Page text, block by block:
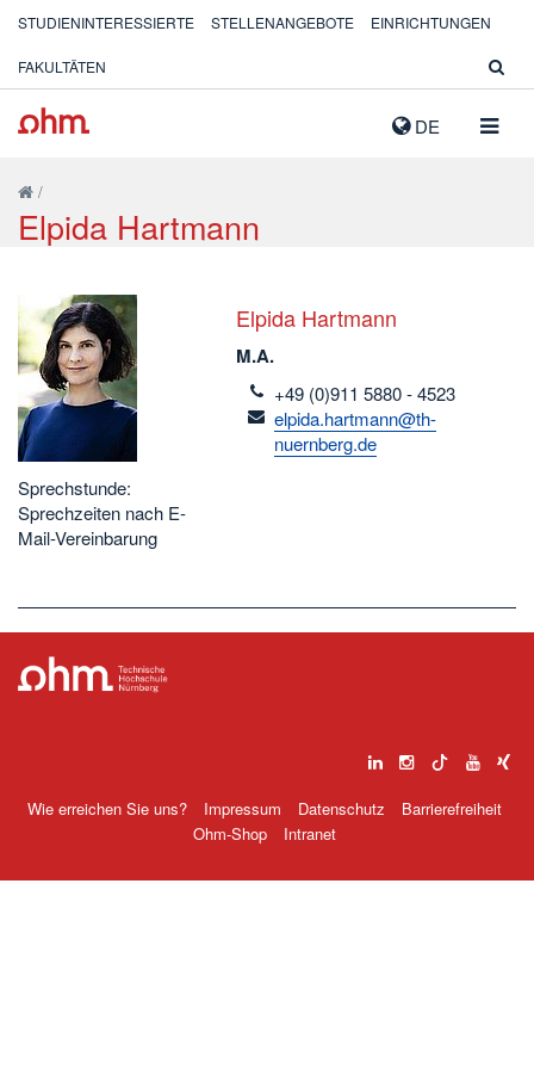
DE
STUDIENINTERESSIERTE STELLENANGEBOTE EINRICHTUNGEN
FAKULTÄTEN
/
Elpida Hartmann
Sprechstunde:
Sprechzeiten nach E-
Mail-Vereinbarung
Elpida Hartmann
M.A.
telefon
+49 (0)911 5880 - 4523
email
elpida.hartmann@th-
nuernberg.de
Wie erreichen Sie uns? Impressum Datenschutz
Barrierefreiheit
Ohm-Shop
Intranet